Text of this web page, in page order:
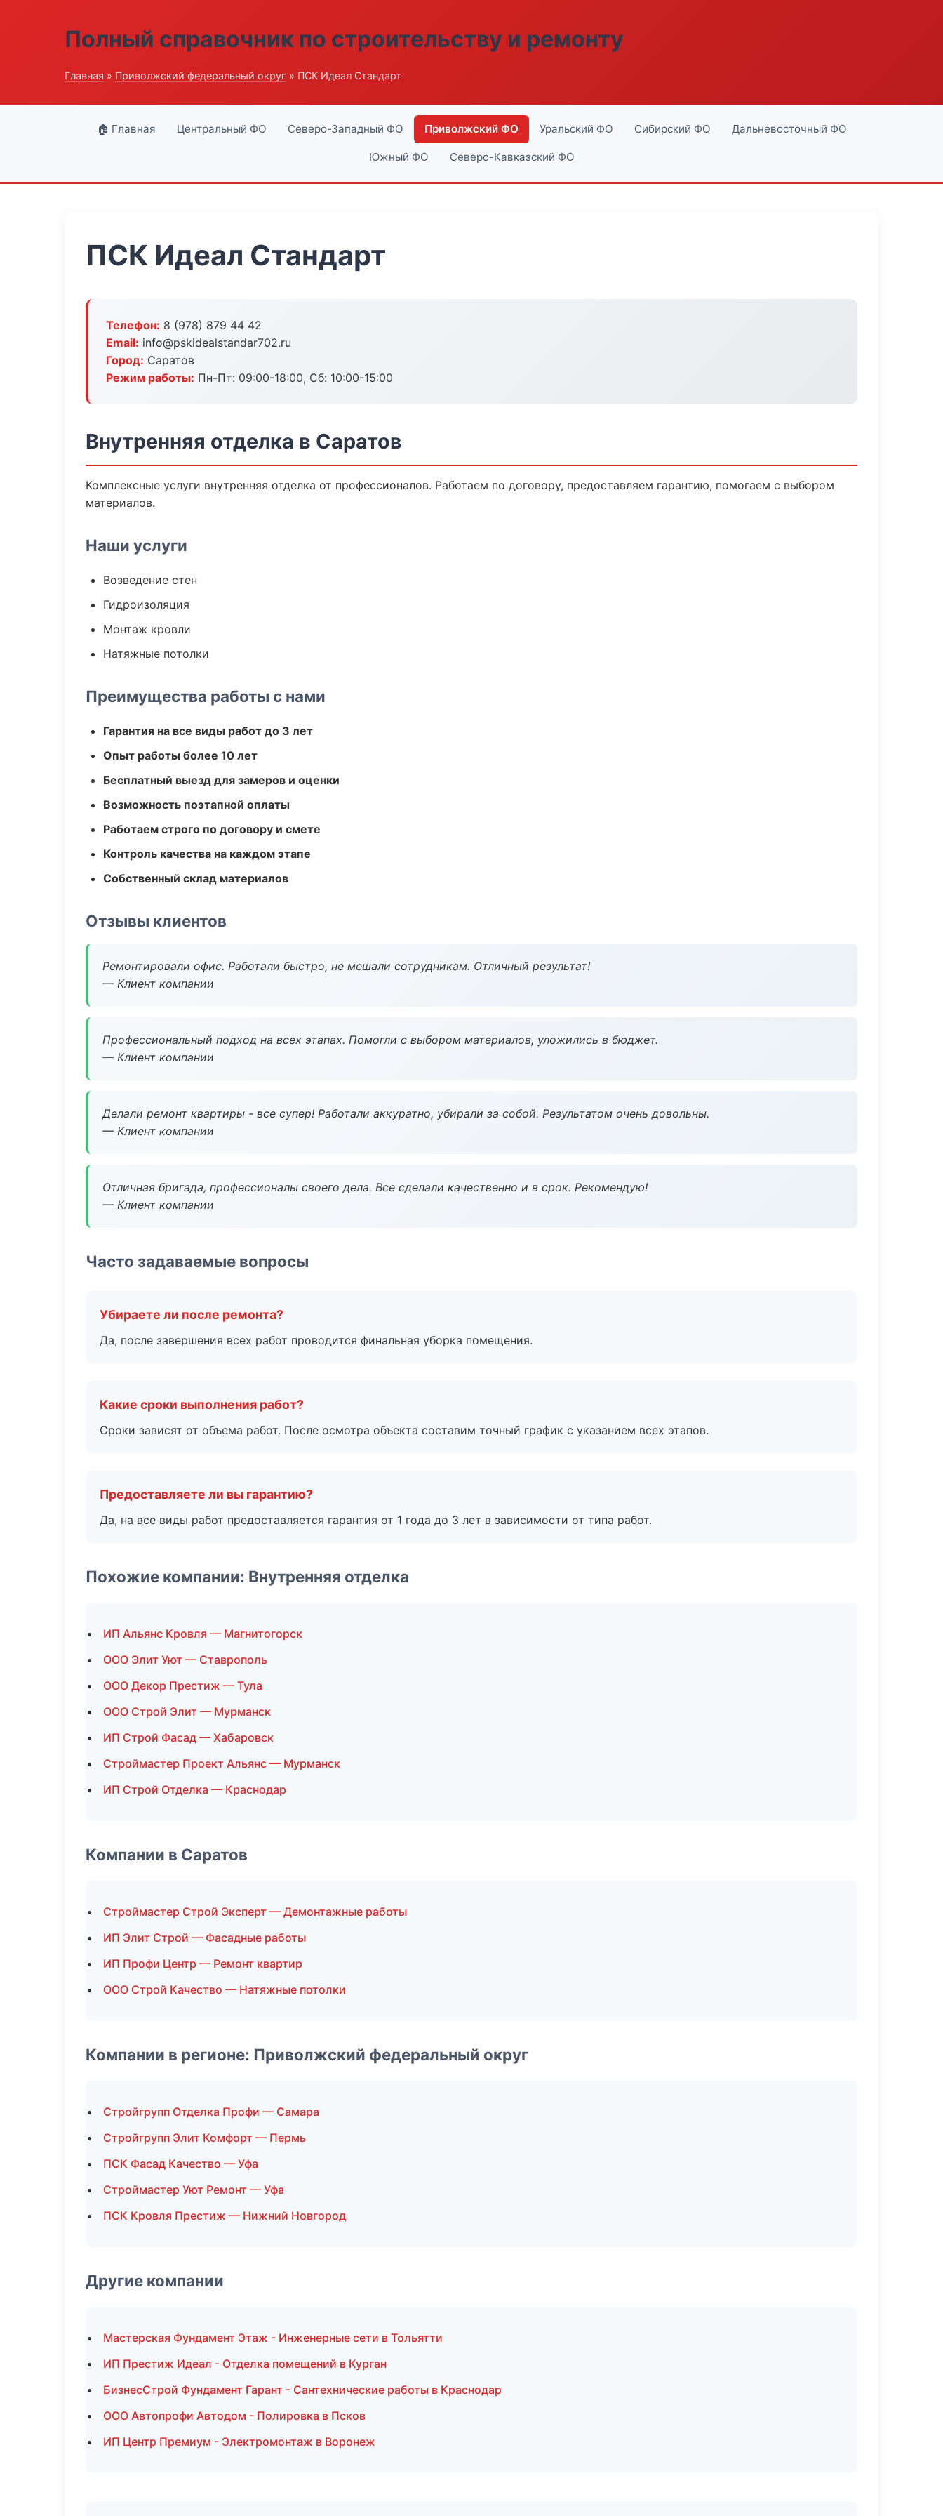
Полный справочник по строительству и ремонту
Главная » Приволжский федеральный округ » ПСК Идеал Стандарт
🏠 Главная Центральный ФО Северо-Западный ФО Приволжский ФО Уральский ФО Сибирский ФО Дальневосточный ФО
Южный ФО Северо-Кавказский ФО
ПСК Идеал Стандарт
Телефон: 8 (978) 879 44 42
Email: info@pskidealstandar702.ru
Город: Саратов
Режим работы: Пн-Пт: 09:00-18:00, Сб: 10:00-15:00
Внутренняя отделка в Саратов
Комплексные услуги внутренняя отделка от профессионалов. Работаем по договору, предоставляем гарантию, помогаем с выбором
материалов.
Наши услуги
Возведение стен
Гидроизоляция
Монтаж кровли
Натяжные потолки
Преимущества работы с нами
Гарантия на все виды работ до 3 лет
Опыт работы более 10 лет
Бесплатный выезд для замеров и оценки
Возможность поэтапной оплаты
Работаем строго по договору и смете
Контроль качества на каждом этапе
Собственный склад материалов
Отзывы клиентов
Ремонтировали офис. Работали быстро, не мешали сотрудникам. Отличный результат!
— Клиент компании
Профессиональный подход на всех этапах. Помогли с выбором материалов, уложились в бюджет.
— Клиент компании
Делали ремонт квартиры - все супер! Работали аккуратно, убирали за собой. Результатом очень довольны.
— Клиент компании
Отличная бригада, профессионалы своего дела. Все сделали качественно и в срок. Рекомендую!
— Клиент компании
Часто задаваемые вопросы
Убираете ли после ремонта?
Да, после завершения всех работ проводится финальная уборка помещения.
Какие сроки выполнения работ?
Сроки зависят от объема работ. После осмотра объекта составим точный график с указанием всех этапов.
Предоставляете ли вы гарантию?
Да, на все виды работ предоставляется гарантия от 1 года до 3 лет в зависимости от типа работ.
Похожие компании: Внутренняя отделка
ИП Альянс Кровля — Магнитогорск
ООО Элит Уют — Ставрополь
ООО Декор Престиж — Тула
ООО Строй Элит — Мурманск
ИП Строй Фасад — Хабаровск
Строймастер Проект Альянс — Мурманск
ИП Строй Отделка — Краснодар
Компании в Саратов
Строймастер Строй Эксперт — Демонтажные работы
ИП Элит Строй — Фасадные работы
ИП Профи Центр — Ремонт квартир
ООО Строй Качество — Натяжные потолки
Компании в регионе: Приволжский федеральный округ
Стройгрупп Отделка Профи — Самара
Стройгрупп Элит Комфорт — Пермь
ПСК Фасад Качество — Уфа
Строймастер Уют Ремонт — Уфа
ПСК Кровля Престиж — Нижний Новгород
Другие компании
Мастерская Фундамент Этаж - Инженерные сети в Тольятти
ИП Престиж Идеал - Отделка помещений в Курган
БизнесСтрой Фундамент Гарант - Сантехнические работы в Краснодар
ООО Автопрофи Автодом - Полировка в Псков
ИП Центр Премиум - Электромонтаж в Воронеж